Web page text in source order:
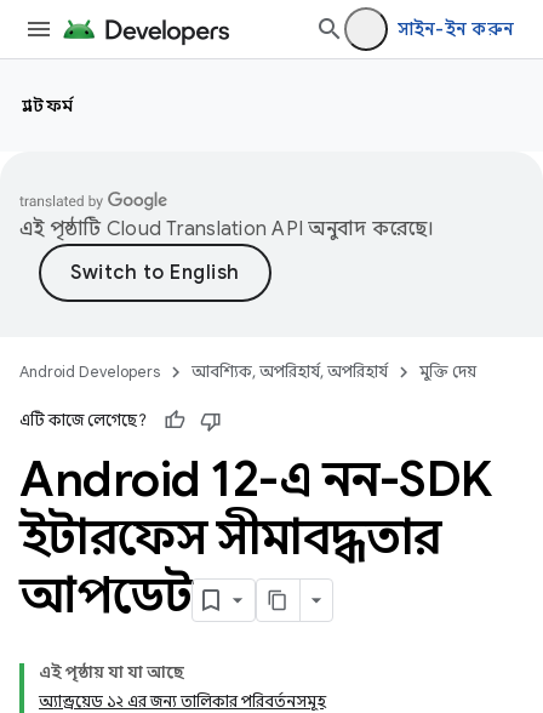
সাইন-ইন করুন
প্ল্যাটফর্ম
এই পৃষ্ঠাটি Cloud Translation API অনুবাদ করেছে।
Android Developers আবশ্যিক, অপরিহার্য, অপরিহার্য মুক্তি দেয়
এটি কাজে লেগেছে?
Android 12-এ নন-SDK
ইন্টারফেস সীমাবদ্ধতার
আপডেট
এই পৃষ্ঠায় যা যা আছে
অ্যান্ড্রয়েড ১২ এর জন্য তালিকার পরিবর্তনসমূহ